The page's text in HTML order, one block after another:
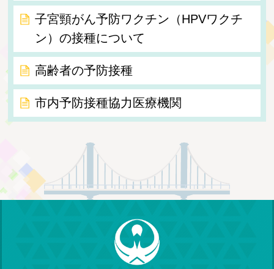
子宮頸がん予防ワクチン（HPVワクチ
ン）の接種について
高齢者の予防接種
市内予防接種協力医療機関